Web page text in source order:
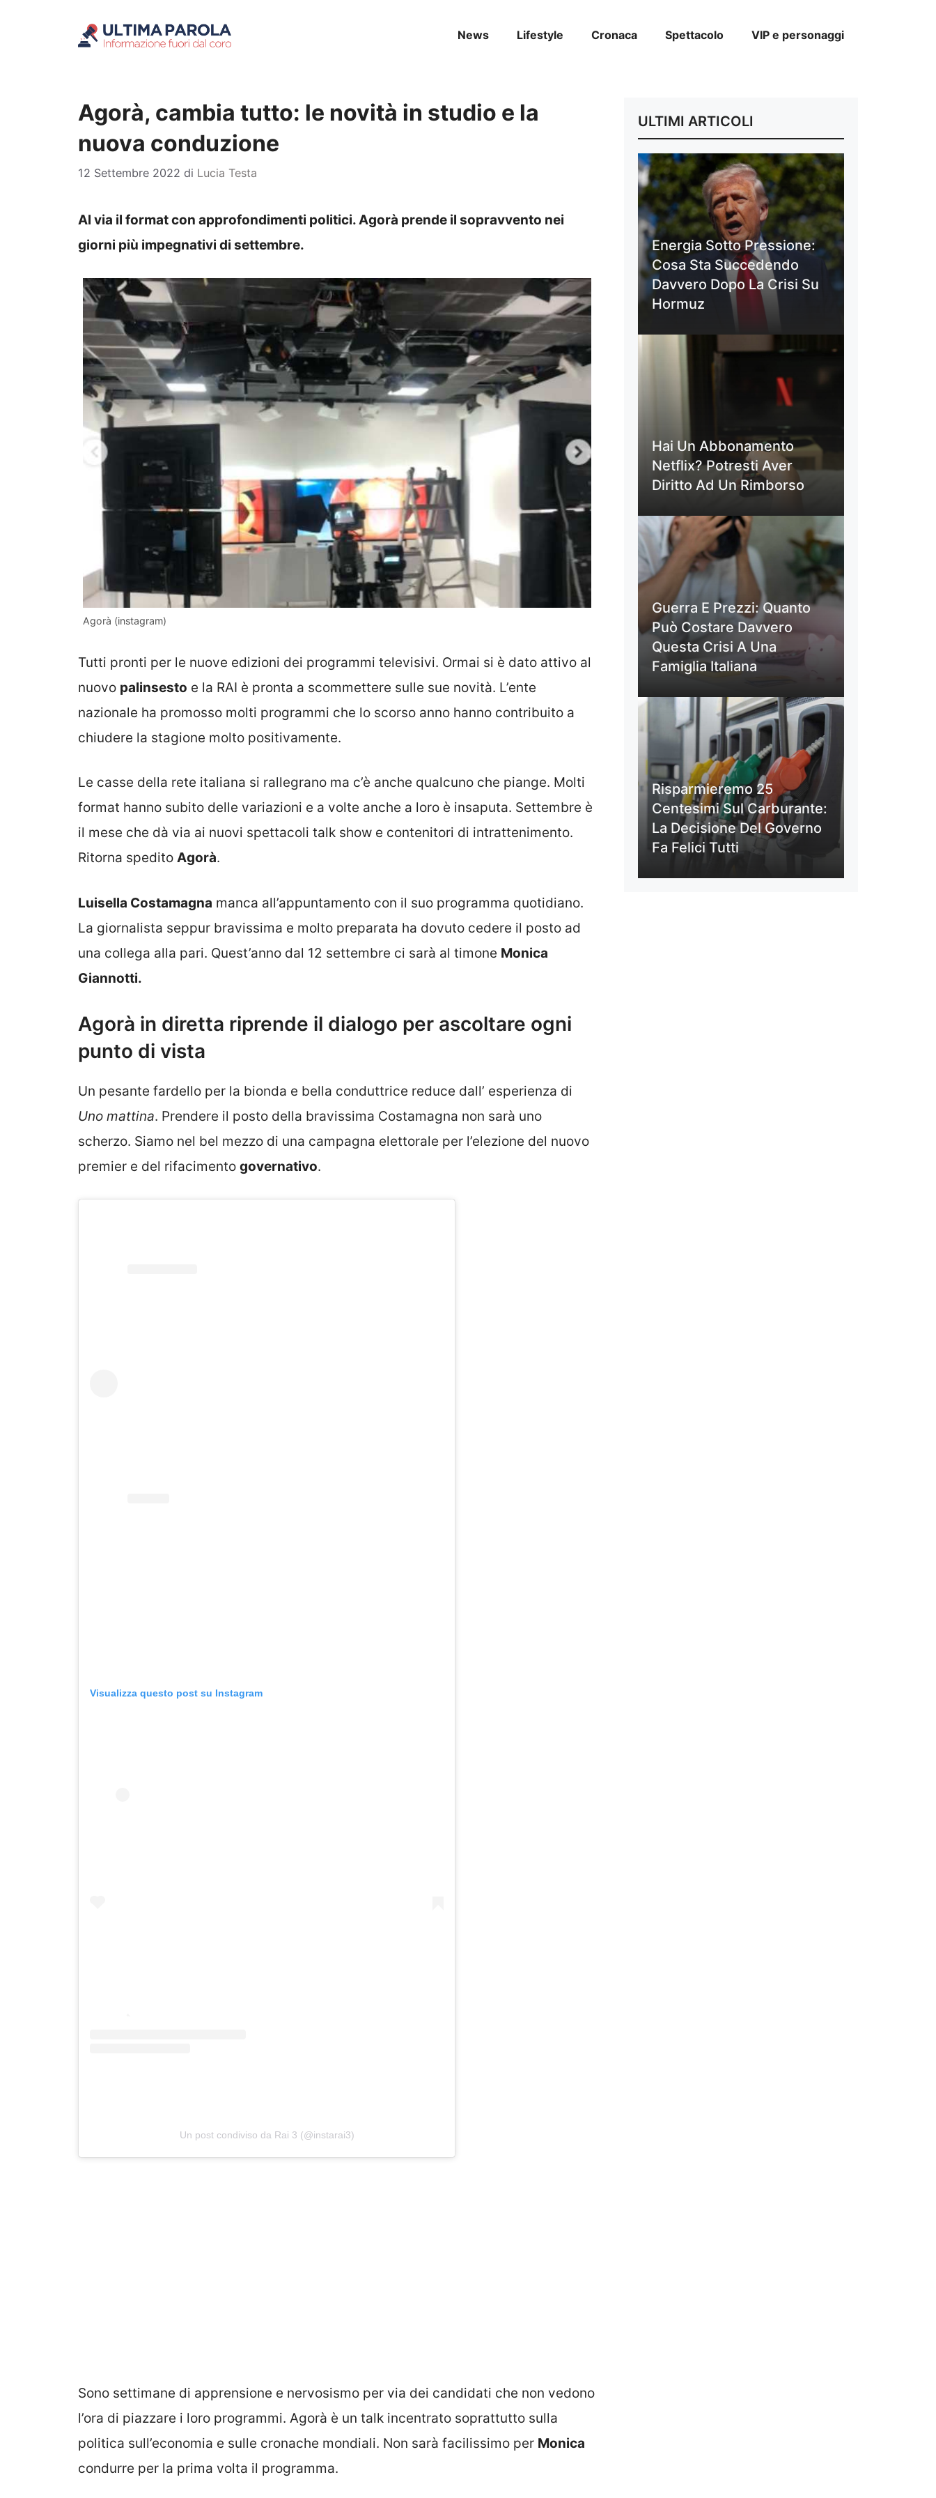
News Lifestyle Cronaca Spettacolo VIP e personaggi
Agorà, cambia tutto: le novità in studio e la
nuova conduzione
12 Settembre 2022 di Lucia Testa
Al via il format con approfondimenti politici. Agorà prende il sopravvento nei
giorni più impegnativi di settembre.
Agorà (instagram)
Tutti pronti per le nuove edizioni dei programmi televisivi. Ormai si è dato attivo al
nuovo palinsesto e la RAI è pronta a scommettere sulle sue novità. L’ente
nazionale ha promosso molti programmi che lo scorso anno hanno contribuito a
chiudere la stagione molto positivamente.
Le casse della rete italiana si rallegrano ma c’è anche qualcuno che piange. Molti
format hanno subito delle variazioni e a volte anche a loro è insaputa. Settembre è
il mese che dà via ai nuovi spettacoli talk show e contenitori di intrattenimento.
Ritorna spedito Agorà.
Luisella Costamagna manca all’appuntamento con il suo programma quotidiano.
La giornalista seppur bravissima e molto preparata ha dovuto cedere il posto ad
una collega alla pari. Quest’anno dal 12 settembre ci sarà al timone Monica
Giannotti.
Agorà in diretta riprende il dialogo per ascoltare ogni
punto di vista
Un pesante fardello per la bionda e bella conduttrice reduce dall’ esperienza di
Uno mattina. Prendere il posto della bravissima Costamagna non sarà uno
scherzo. Siamo nel bel mezzo di una campagna elettorale per l’elezione del nuovo
premier e del rifacimento governativo.
Visualizza questo post su Instagram
Un post condiviso da Rai 3 (@instarai3)
Sono settimane di apprensione e nervosismo per via dei candidati che non vedono
l’ora di piazzare i loro programmi. Agorà è un talk incentrato soprattutto sulla
politica sull’economia e sulle cronache mondiali. Non sarà facilissimo per Monica
condurre per la prima volta il programma.
ULTIMI ARTICOLI
Energia Sotto Pressione:
Cosa Sta Succedendo
Davvero Dopo La Crisi Su
Hormuz
Hai Un Abbonamento
Netflix? Potresti Aver
Diritto Ad Un Rimborso
Guerra E Prezzi: Quanto
Può Costare Davvero
Questa Crisi A Una
Famiglia Italiana
Risparmieremo 25
Centesimi Sul Carburante:
La Decisione Del Governo
Fa Felici Tutti